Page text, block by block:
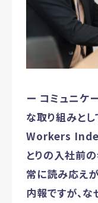
ー コミュニケ
な取り組みと
Workers Index
とりの入社前
常に読み応え
内報ですが、